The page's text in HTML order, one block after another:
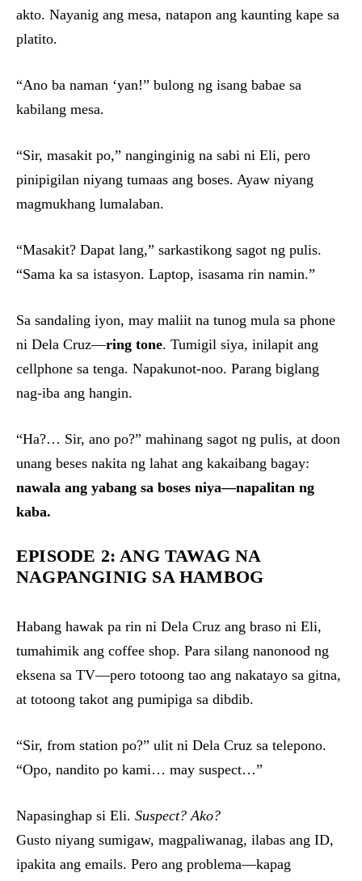
akto. Nayanig ang mesa, natapon ang kaunting kape sa
platito.
“Ano ba naman ‘yan!” bulong ng isang babae sa
kabilang mesa.
“Sir, masakit po,” nanginginig na sabi ni Eli, pero
pinipigilan niyang tumaas ang boses. Ayaw niyang
magmukhang lumalaban.
“Masakit? Dapat lang,” sarkastikong sagot ng pulis.
“Sama ka sa istasyon. Laptop, isasama rin namin.”
Sa sandaling iyon, may maliit na tunog mula sa phone
ni Dela Cruz—ring tone. Tumigil siya, inilapit ang
cellphone sa tenga. Napakunot-noo. Parang biglang
nag-iba ang hangin.
“Ha?… Sir, ano po?” mahinang sagot ng pulis, at doon
unang beses nakita ng lahat ang kakaibang bagay:
nawala ang yabang sa boses niya—napalitan ng
kaba.
EPISODE 2: ANG TAWAG NA
NAGPANGINIG SA HAMBOG
Habang hawak pa rin ni Dela Cruz ang braso ni Eli,
tumahimik ang coffee shop. Para silang nanonood ng
eksena sa TV—pero totoong tao ang nakatayo sa gitna,
at totoong takot ang pumipiga sa dibdib.
“Sir, from station po?” ulit ni Dela Cruz sa telepono.
“Opo, nandito po kami… may suspect…”
Napasinghap si Eli. Suspect? Ako?
Gusto niyang sumigaw, magpaliwanag, ilabas ang ID,
ipakita ang emails. Pero ang problema—kapag